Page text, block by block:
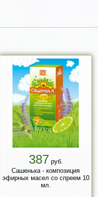
387 руб.
Сашенька - композиция
эфирных масел со спреем 10
мл.